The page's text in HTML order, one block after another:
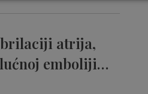
atrija,
emboliji…